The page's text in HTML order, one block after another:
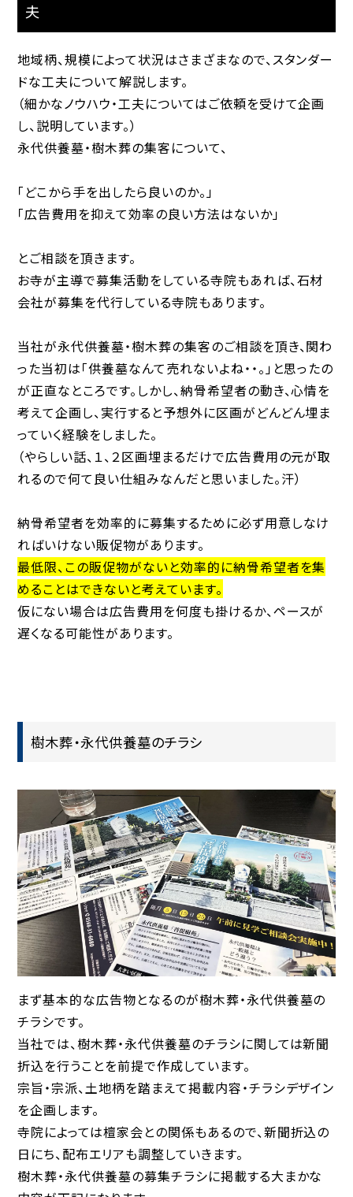
夫
地域柄、規模によって状況はさまざまなので、スタンダー
ドな工夫について解説します。
（細かなノウハウ・工夫についてはご依頼を受けて企画
し、説明しています。）
永代供養墓・樹木葬の集客について、
「どこから手を出したら良いのか。」
「広告費用を抑えて効率の良い方法はないか」
とご相談を頂きます。
お寺が主導で募集活動をしている寺院もあれば、石材
会社が募集を代行している寺院もあります。
当社が永代供養墓・樹木葬の集客のご相談を頂き、関わ
った当初は「供養墓なんて売れないよね・・。」と思ったの
が正直なところです。しかし、納骨希望者の動き、心情を
考えて企画し、実行すると予想外に区画がどんどん埋ま
っていく経験をしました。
（やらしい話、１、２区画埋まるだけで広告費用の元が取
れるので何て良い仕組みなんだと思いました。汗）
納骨希望者を効率的に募集するために必ず用意しなけ
ればいけない販促物があります。
最低限、この販促物がないと効率的に納骨希望者を集
めることはできないと考えています。
仮にない場合は広告費用を何度も掛けるか、ペースが
遅くなる可能性があります。
樹木葬・永代供養墓のチラシ
まず基本的な広告物となるのが樹木葬・永代供養墓の
チラシです。
当社では、樹木葬・永代供養墓のチラシに関しては新聞
折込を行うことを前提で作成しています。
宗旨・宗派、土地柄を踏まえて掲載内容・チラシデザイン
を企画します。
寺院によっては檀家会との関係もあるので、新聞折込の
日にち、配布エリアも調整していきます。
樹木葬・永代供養墓の募集チラシに掲載する大まかな